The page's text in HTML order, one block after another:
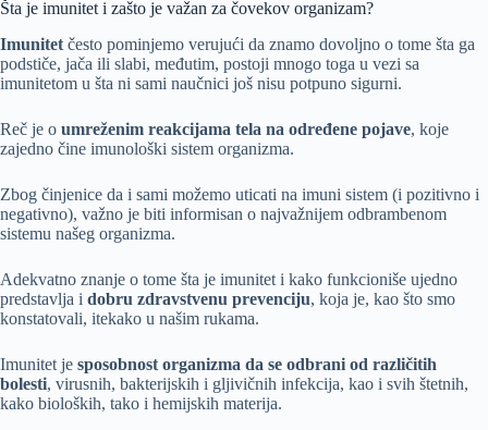
Šta je imunitet i zašto je važan za čovekov organizam?
Imunitet često pominjemo verujući da znamo dovoljno o tome šta ga
podstiče, jača ili slabi, međutim, postoji mnogo toga u vezi sa
imunitetom u šta ni sami naučnici još nisu potpuno sigurni.
Reč je o umreženim reakcijama tela na određene pojave, koje
zajedno čine imunološki sistem organizma.
Zbog činjenice da i sami možemo uticati na imuni sistem (i pozitivno i
negativno), važno je biti informisan o najvažnijem odbrambenom
sistemu našeg organizma.
Adekvatno znanje o tome šta je imunitet i kako funkcioniše ujedno
predstavlja i dobru zdravstvenu prevenciju, koja je, kao što smo
konstatovali, itekako u našim rukama.
Imunitet je sposobnost organizma da se odbrani od različitih
bolesti, virusnih, bakterijskih i gljivičnih infekcija, kao i svih štetnih,
kako bioloških, tako i hemijskih materija.